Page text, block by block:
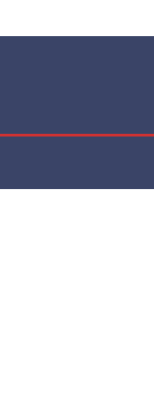
zum
MENU